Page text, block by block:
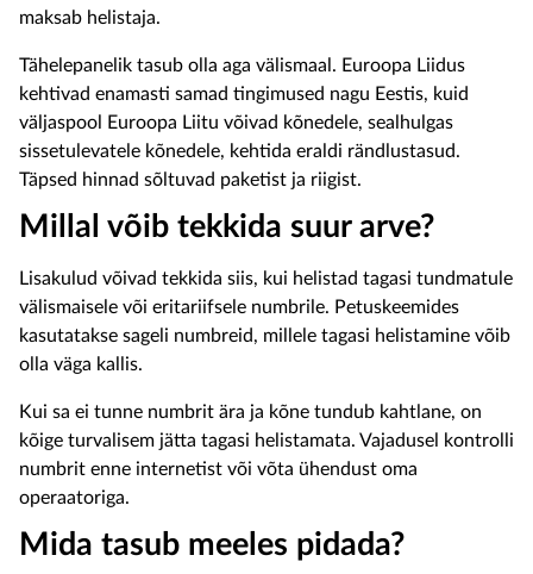
maksab helistaja.
Tähelepanelik tasub olla aga välismaal. Euroopa Liidus
kehtivad enamasti samad tingimused nagu Eestis, kuid
väljaspool Euroopa Liitu võivad kõnedele, sealhulgas
sissetulevatele kõnedele, kehtida eraldi rändlustasud.
Täpsed hinnad sõltuvad paketist ja riigist.
Millal võib tekkida suur arve?
Lisakulud võivad tekkida siis, kui helistad tagasi tundmatule
välismaisele või eritariifsele numbrile. Petuskeemides
kasutatakse sageli numbreid, millele tagasi helistamine võib
olla väga kallis.
Kui sa ei tunne numbrit ära ja kõne tundub kahtlane, on
kõige turvalisem jätta tagasi helistamata. Vajadusel kontrolli
numbrit enne internetist või võta ühendust oma
operaatoriga.
Mida tasub meeles pidada?